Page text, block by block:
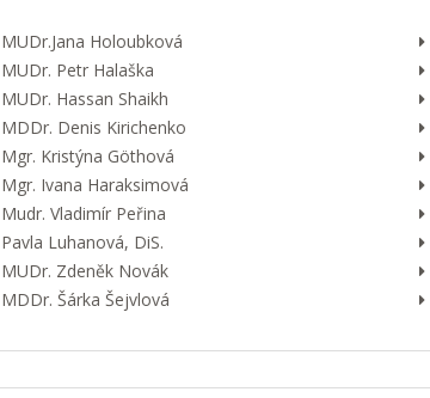
MUDr.Jana Holoubková
MUDr. Petr Halaška
MUDr. Hassan Shaikh
MDDr. Denis Kirichenko
Mgr. Kristýna Göthová
Mgr. Ivana Haraksimová
Mudr. Vladimír Peřina
Pavla Luhanová, DiS.
MUDr. Zdeněk Novák
MDDr. Šárka Šejvlová